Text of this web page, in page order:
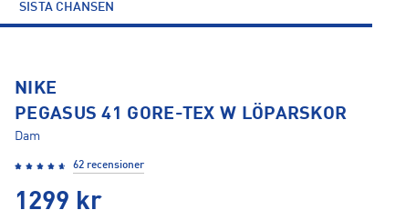
SISTA CHANSEN
NIKE
PEGASUS 41 GORE-TEX W LÖPARSKOR
Dam
62 recensioner
1299 kr